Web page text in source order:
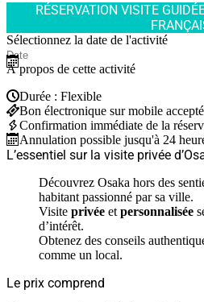
RÉSERVATION VISITE
Sélectionnez la date de l'activité
À propos de cette activité
Durée : Flexible
Bon électronique sur mobile accepté
Confirmation immédiate de la
Annulation possible jusqu'à 24
L’essentiel sur la visite privée
Découvrez Osaka hors des
habitant passionné par sa ville.
Visite privée et personnalisée
d’intérêt.
Obtenez des conseils
comme un local.
Le prix comprend